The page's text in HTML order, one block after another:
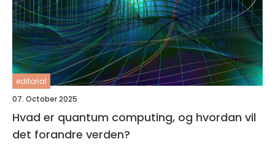
editorial
07. October 2025
Hvad er quantum computing, og hvordan vil
det forandre verden?